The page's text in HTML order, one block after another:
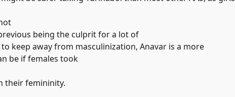
being the culprit for a lot of
keep away from masculinization, Anavar is a more
be if females took
their femininity.